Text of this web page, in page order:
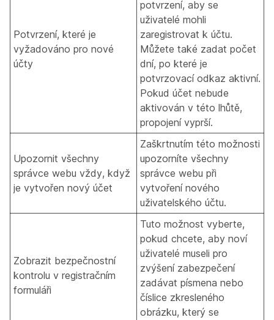
Potvrzení, které je
vyžadováno pro nové
účty
potvrzení, aby se
uživatelé mohli
zaregistrovat k účtu.
Můžete také zadat počet
dní, po které je
potvrzovací odkaz aktivní.
Pokud účet nebude
aktivován v této lhůtě,
propojení vyprší.
Upozornit všechny
správce webu vždy, když
je vytvořen nový účet
Zaškrtnutím této možnosti
upozorníte všechny
správce webu při
vytvoření nového
uživatelského účtu.
Zobrazit bezpečnostní
kontrolu v registračním
formuláři
Tuto možnost vyberte,
pokud chcete, aby noví
uživatelé museli pro
zvýšení zabezpečení
zadávat písmena nebo
číslice zkresleného
obrázku, který se